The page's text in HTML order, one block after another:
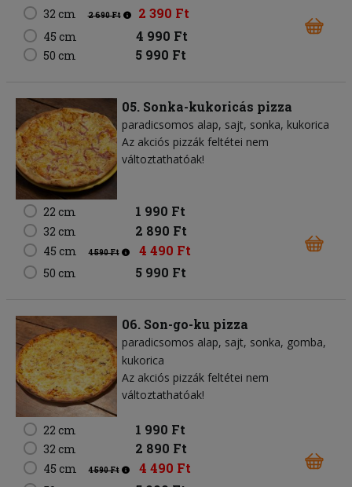
32 cm 2 690 Ft 2 390 Ft
45 cm 4 990 Ft
50 cm 5 990 Ft
05. Sonka-kukoricás pizza
paradicsomos alap sajt sonka kukorica
Az akciós pizzák feltétei nem
változtathatóak!
22 cm 1 990 Ft
32 cm 2 890 Ft
45 cm 4 590 Ft 4 490 Ft
50 cm 5 990 Ft
06. Son-go-ku pizza
paradicsomos alap sajt sonka gomba
kukorica
Az akciós pizzák feltétei nem
változtathatóak!
22 cm 1 990 Ft
32 cm 2 890 Ft
45 cm 4 590 Ft 4 490 Ft